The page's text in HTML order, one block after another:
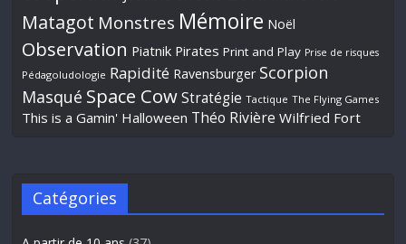
Matagot Monstres Mémoire Noël
Observation Piatnik Pirates Print and Play Prise de risques
Pédagoludologie Rapidité Ravensburger Scorpion
Masqué Space Cow Stratégie Tactique The Flying Games
This is a Gamin' Halloween Théo Rivière Wilfried Fort
Catégories